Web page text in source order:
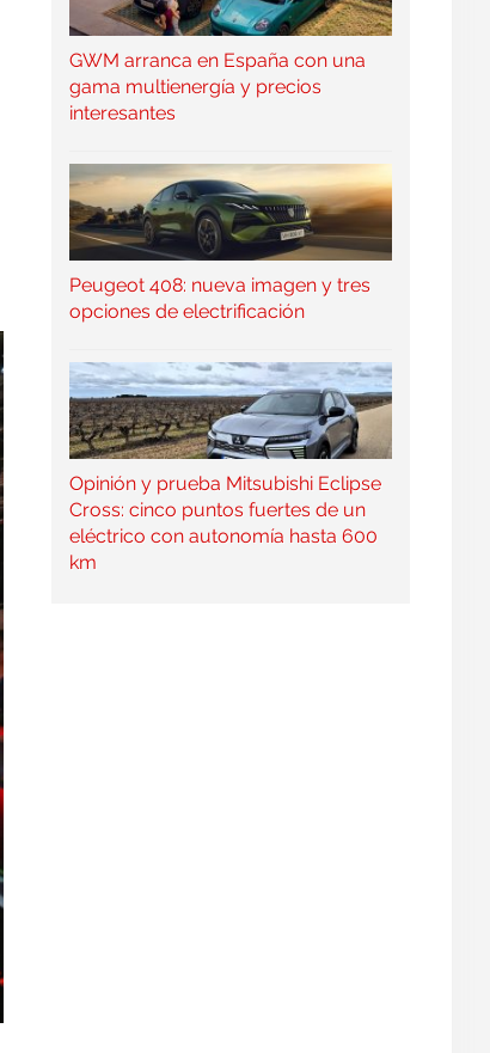
GWM arranca en España con una
gama multienergía y precios
interesantes
Peugeot 408: nueva imagen y tres
opciones de electrificación
Opinión y prueba Mitsubishi Eclipse
Cross: cinco puntos fuertes de un
eléctrico con autonomía hasta 600
km